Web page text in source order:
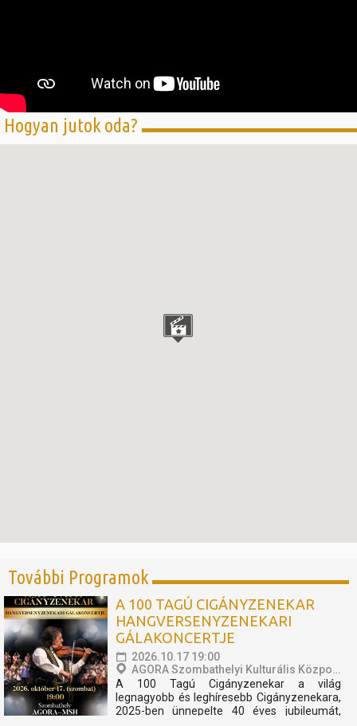
Hogyan jutok oda?
További Programok
A 100 TAGÚ CIGÁNYZENEKAR
HANGVERSENYZENEKARI
GÁLAKONCERTJE
2026.10.17 19:00
AGORA Szombathelyi Kulturális Központ
A 100 Tagú Cigányzenekar a világ
legnagyobb és leghíresebb Cigányzenekara,
2025-ben ünnepelte 40 éves jubileumát,